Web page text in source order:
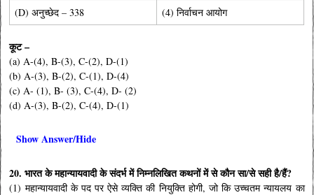
(D) अनुच्छेद – 338
(4) निर्वाचन आयोग
कूट –
(a) A-(4), B-(3), C-(2), D-(1)
(b) A-(3), B-(2), C-(1), D-(4)
(c) A- (1), B- (3), C-(4), D- (2)
(d) A-(3), B-(2), C-(4), D-(1)
Show Answer/Hide
20. भारत के महान्यायवादी के संदर्भ में निम्नलिखित कथनों में से कौन सा/से सही है/हैं?
(1) महान्यायवादी के पद पर ऐसे व्यक्ति की नियुक्ति होगी, जो कि उच्चतम न्यायलय का